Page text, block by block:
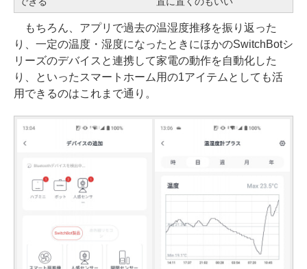
もちろん、アプリで過去の温湿度推移を振り返った
り、一定の温度・湿度になったときにほかのSwitchBotシ
リーズのデバイスと連携して家電の動作を自動化した
り、といったスマートホーム用の1アイテムとしても活
用できるのはこれまで通り。